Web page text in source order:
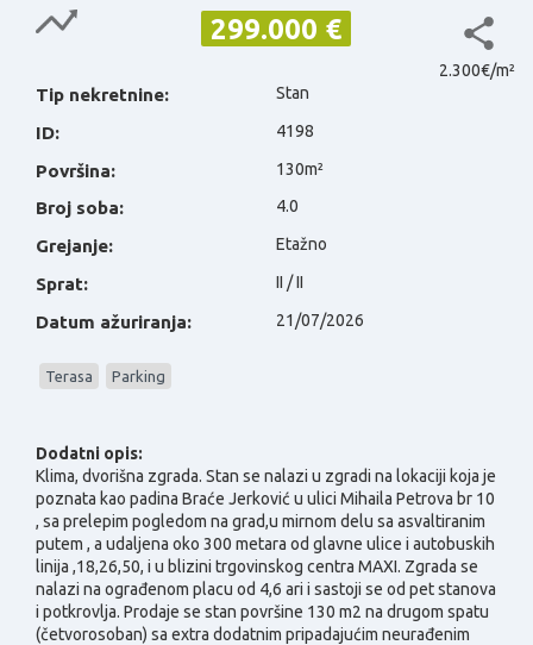
299.000 €
2.300€/m²
Tip nekretnine: Stan
ID: 4198
Površina: 130m²
Broj soba: 4.0
Grejanje: Etažno
Sprat: II / II
Datum ažuriranja: 21/07/2026
Terasa Parking
Dodatni opis:
Klima, dvorišna zgrada. Stan se nalazi u zgradi na lokaciji koja je
poznata kao padina Braće Jerković u ulici Mihaila Petrova br 10
, sa prelepim pogledom na grad,u mirnom delu sa asvaltiranim
putem , a udaljena oko 300 metara od glavne ulice i autobuskih
linija ,18,26,50, i u blizini trgovinskog centra MAXI. Zgrada se
nalazi na ograđenom placu od 4,6 ari i sastoji se od pet stanova
i potkrovlja. Prodaje se stan površine 130 m2 na drugom spatu
(četvorosoban) sa extra dodatnim pripadajućim neurađenim